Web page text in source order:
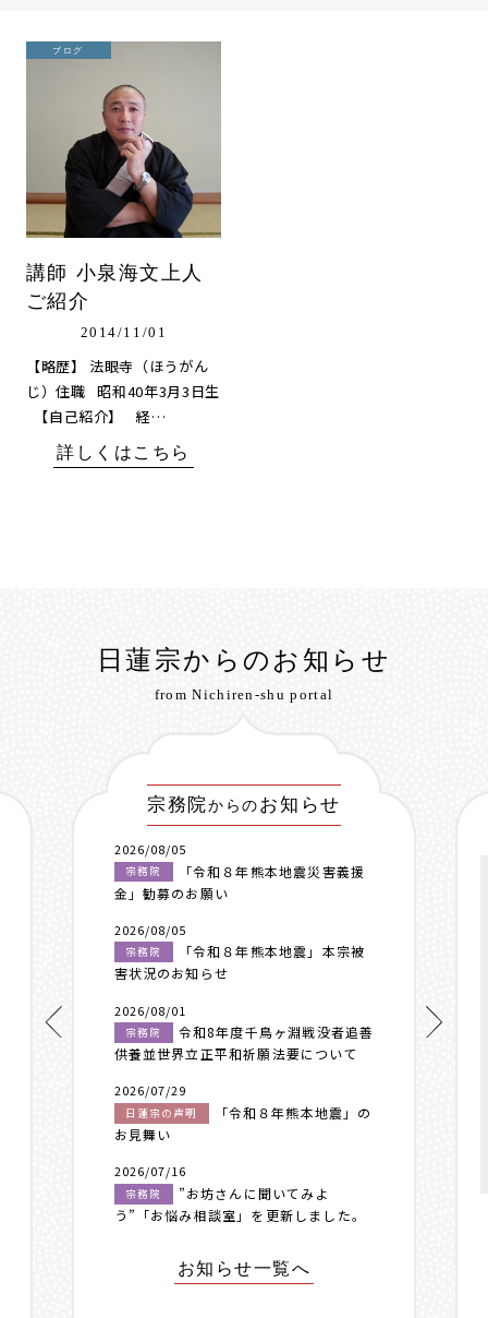
ブログ
講師 小泉海文上人
ご紹介
2014/11/01
【略歴】 法眼寺（ほうがん
じ）住職 昭和40年3月3日生
【自己紹介】 経…
詳しくはこちら
日蓮宗からのお知らせ
from Nichiren-shu portal
宗務院からのお知らせ
2026/08/05
宗務院
「令和８年熊本地震災害義援
金」勧募のお願い
2026/08/05
宗務院
「令和８年熊本地震」本宗被
害状況のお知らせ
2026/08/01
宗務院
令和8年度千鳥ヶ淵戦没者追善
供養並世界立正平和祈願法要について
2026/07/29
日蓮宗の声明
「令和８年熊本地震」の
お見舞い
2026/07/16
宗務院
”お坊さんに聞いてみよ
う”「お悩み相談室」を更新しました。
お知らせ一覧へ